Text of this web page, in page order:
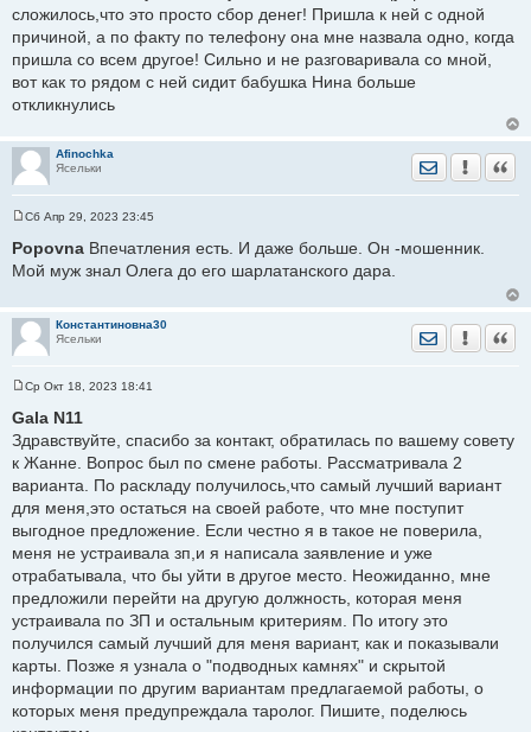
е
сложилось,что это просто сбор денег! Пришла к ней с одной
причиной, а по факту по телефону она мне назвала одно, когда
пришла со всем другое! Сильно и не разговаривала со мной,
вот как то рядом с ней сидит бабушка Нина больше
откликнулись
Afinochka
Ясельки
Отправить
о
б
и
е
Сб Апр 29, 2023 23:45
Popovna Впечатления есть. И даже больше. Он -мошенник.
Мой муж знал Олега до его шарлатанского дара.
Константиновна30
Ясельки
Отправить
о
б
щ
е
н
и
е
Ср Окт 18, 2023 18:41
Gala N11
Здравствуйте, спасибо за контакт, обратилась по вашему совету
к Жанне. Вопрос был по смене работы. Рассматривала 2
варианта. По раскладу получилось,что самый лучший вариант
для меня,это остаться на своей работе, что мне поступит
выгодное предложение. Если честно я в такое не поверила,
меня не устраивала зп,и я написала заявление и уже
отрабатывала, что бы уйти в другое место. Неожиданно, мне
предложили перейти на другую должность, которая меня
устраивала по ЗП и остальным критериям. По итогу это
получился самый лучший для меня вариант, как и показывали
карты. Позже я узнала о "подводных камнях" и скрытой
информации по другим вариантам предлагаемой работы, о
которых меня предупреждала таролог. Пишите, поделюсь